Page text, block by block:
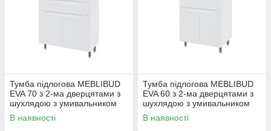
Тумба підлогова MEBLIBUD
EVA 70 з 2-ма дверцятами з
шухлядою з умивальником
Kolo Runa 70см біла
В наявності
Тумба підлогова MEBLIBUD
EVA 60 з 2-ма дверцятами з
шухлядою з умивальником
Cers 60см біла
В наявності